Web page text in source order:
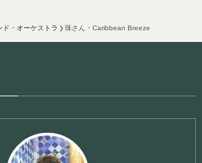
ド・オーケストラ 珠さん・Caribbean Breeze